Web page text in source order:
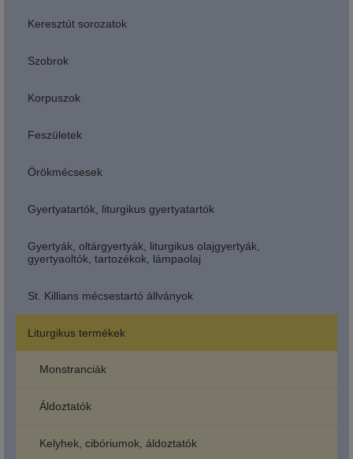
Keresztút sorozatok
Szobrok
Korpuszok
Feszületek
Örökmécsesek
Gyertyatartók, liturgikus gyertyatartók
Gyertyák, oltárgyertyák, liturgikus olajgyertyák,
gyertyaoltók, tartozékok, lámpaolaj
St. Killians mécsestartó állványok
Liturgikus termékek
Monstranciák
Áldoztatók
Kelyhek, cibóriumok, áldoztatók